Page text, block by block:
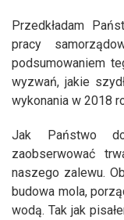
Przedkładam
pracy
podsumowaniem
wyzwań, jakie
wykonania w 2018
Jak Państwo
zaobserwować
naszego zalewu.
budowa mola,
wodą. Tak jak